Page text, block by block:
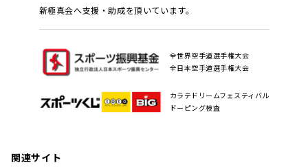
新極真会へ支援・助成を頂いています。
全世界空手道選手権大会
全日本空手道選手権大会
カラテドリームフェスティバル
ドーピング検査
関連サイト